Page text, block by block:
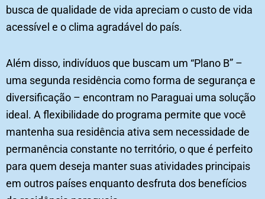
busca de qualidade de vida apreciam o custo de vida
acessível e o clima agradável do país.
Além disso, indivíduos que buscam um “Plano B” –
uma segunda residência como forma de segurança e
diversificação – encontram no Paraguai uma solução
ideal. A flexibilidade do programa permite que você
mantenha sua residência ativa sem necessidade de
permanência constante no território, o que é perfeito
para quem deseja manter suas atividades principais
em outros países enquanto desfruta dos benefícios